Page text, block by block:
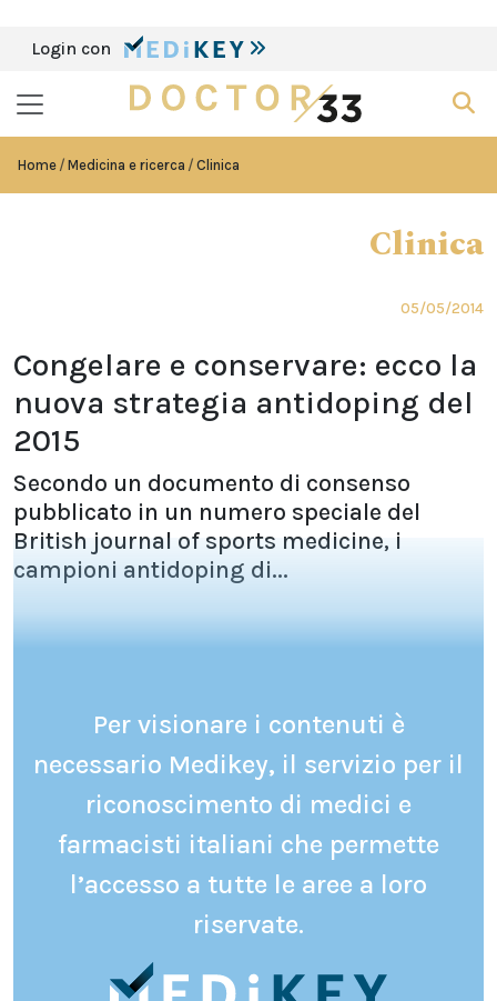
Login con
Home Medicina e ricerca Clinica
Clinica
05/05/2014
Congelare e conservare: ecco la
nuova strategia antidoping del
2015
Secondo un documento di consenso
pubblicato in un numero speciale del
British journal of sports medicine, i
campioni antidoping di...
Per visionare i contenuti è
necessario Medikey, il servizio per il
riconoscimento di medici e
farmacisti italiani che permette
l’accesso a tutte le aree a loro
riservate.